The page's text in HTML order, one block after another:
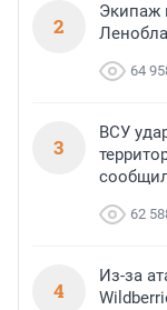
2
Экипаж
64
3
ВСУ
62
4
Из-за